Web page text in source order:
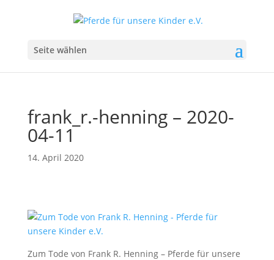
Seite wählen
frank_r.-henning – 2020-
04-11
14. April 2020
Zum Tode von Frank R. Henning – Pferde für unsere